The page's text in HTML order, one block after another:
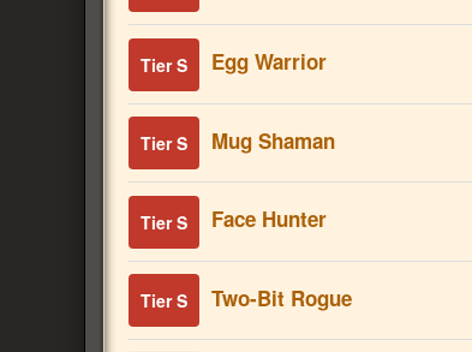
Tier S Egg Warrior
Tier S Mug Shaman
Tier S Face Hunter
Tier S Two-Bit Rogue